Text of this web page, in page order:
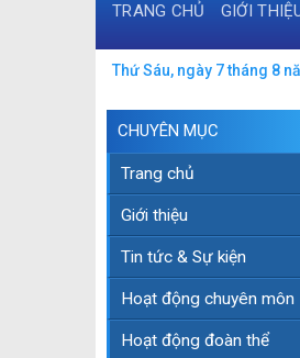
TRANG CHỦ GIỚI
Thứ Sáu, ngày 7 tháng 8
CHUYÊN MỤC
Trang chủ
Giới thiệu
Tin tức & Sự kiện
Hoạt động chuyên môn
Hoạt động đoàn thể